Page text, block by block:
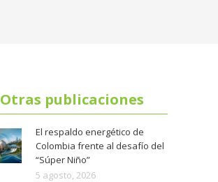
Otras publicaciones
El respaldo energético de
Colombia frente al desafío del
“Súper Niño”
5 agosto, 2026